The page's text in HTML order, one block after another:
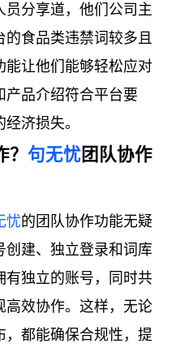
员分享道，他们公司主
食品类违禁词较多且
能让他们能够轻松应对
产品介绍符合平台要
济损失。
句无忧团队协作
忧的团队协作功能无疑
创建、独立登录和词库
有独立的账号，同时共
高效协作。这样，无论
，都能确保合规性，提